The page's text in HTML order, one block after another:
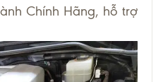
Chính Hãng, hỗ trợ